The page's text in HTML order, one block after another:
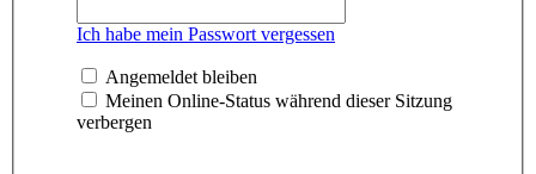
Ich habe mein Passwort vergessen
Angemeldet bleiben
Meinen Online-Status während dieser Sitzung
verbergen